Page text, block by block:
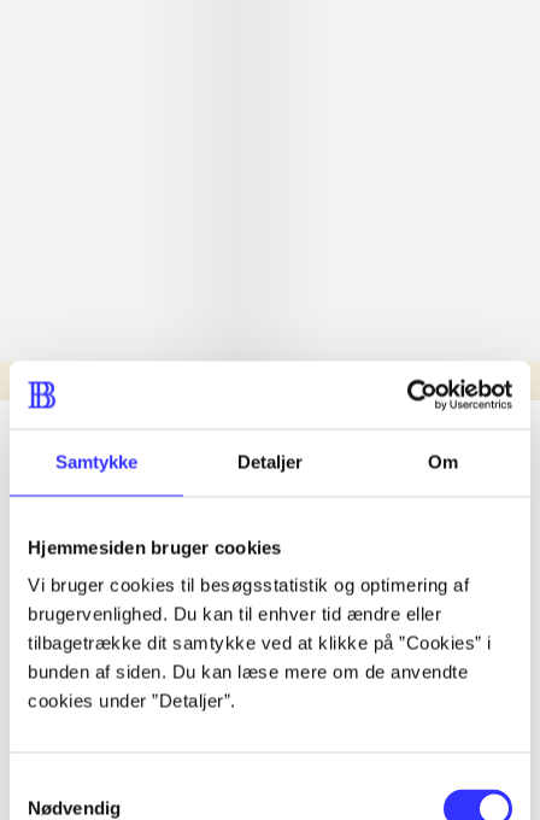
Samtykke Detaljer Om
Hjemmesiden bruger cookies
Vi bruger cookies til besøgsstatistik og optimering af
brugervenlighed. Du kan til enhver tid ændre eller
tilbagetrække dit samtykke ved at klikke på ”Cookies” i
bunden af siden. Du kan læse mere om de anvendte
cookies under ”Detaljer”.
Nødvendig
Nyhed
lorem ipsum dolor sit amet ...
lorem ipsum dolor sit amet ...
lorem ipsum dolor sit amet ...
lorem ipsum dolor sit amet ...
lorem ipsum dolor sit amet ...
lorem ipsum dolor sit amet ...
lorem ipsum dolor sit amet ...